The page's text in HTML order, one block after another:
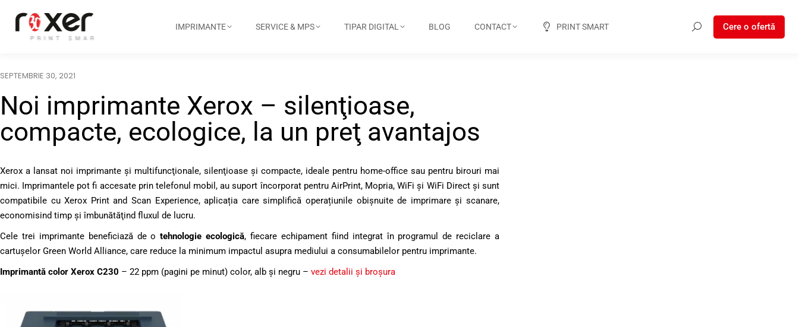
IMPRIMANTE SERVICE & MPS TIPAR DIGITAL BLOG CONTACT PRINT SMART Cere o ofertă
SEPTEMBRIE 30, 2021
Noi imprimante Xerox – silenţioase,
compacte, ecologice, la un preţ avantajos
Xerox a lansat noi imprimante şi multifuncţionale, silenţioase şi compacte, ideale pentru home-office sau pentru birouri mai
mici. Imprimantele pot fi accesate prin telefonul mobil, au suport încorporat pentru AirPrint, Mopria, WiFi şi WiFi Direct şi sunt
compatibile cu Xerox Print and Scan Experience, aplicația care simplifică operațiunile obișnuite de imprimare și scanare,
economisind timp și îmbunătăţind fluxul de lucru.
Cele trei imprimante beneficiază de o tehnologie ecologică, fiecare echipament fiind integrat în programul de reciclare a
cartușelor Green World Alliance, care reduce la minimum impactul asupra mediului a consumabilelor pentru imprimante.
Imprimantă color Xerox C230 – 22 ppm (pagini pe minut) color, alb și negru – vezi detalii şi broşura